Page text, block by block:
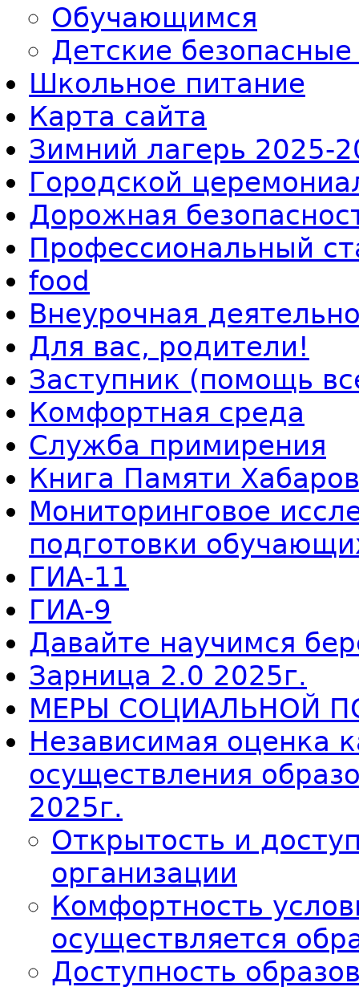
Обучающимся
Детские
Школьное питание
Карта сайта
Зимний лагерь 2025-
Городской
Дорожная
Профессиональный
food
Внеурочная
Для вас, родители!
Заступник (помощь
Комфортная среда
Служба примирения
Книга Памяти
Мониторинговое
подготовки
ГИА-11
ГИА-9
Давайте научимся
Зарница 2.0 2025г.
МЕРЫ СОЦИАЛЬНОЙ
Независимая оценка
осуществления
2025г.
Открытость и
организации
Комфортность
осуществляется
Доступность